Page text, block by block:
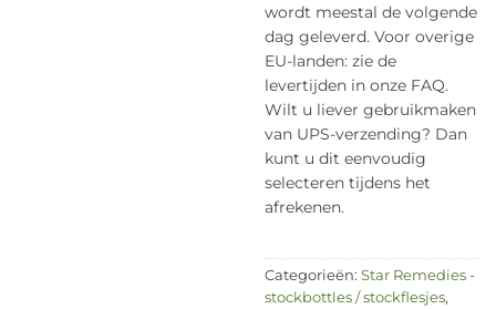
wordt meestal de volgende
dag geleverd. Voor overige
EU-landen: zie de
levertijden in onze FAQ.
Wilt u liever gebruikmaken
van UPS-verzending? Dan
kunt u dit eenvoudig
selecteren tijdens het
afrekenen.
Categorieën: Star Remedies -
stockbottles / stockflesjes,